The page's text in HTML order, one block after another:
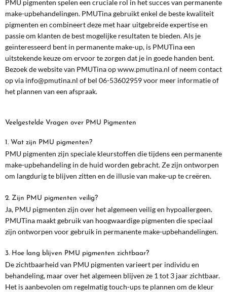
PMU pigmenten spelen een cruciale rol in het succes van permanente
make-upbehandelingen. PMUTina gebruikt enkel de beste kwaliteit
pigmenten en combineert deze met haar uitgebreide expertise en
passie om klanten de best mogelijke resultaten te bieden. Als je
geïnteresseerd bent in permanente make-up, is PMUTina een
uitstekende keuze om ervoor te zorgen dat je in goede handen bent.
Bezoek de website van PMUTina opwww.pmutina.nl of neem contact
op via info@pmutina.nl of bel 06-53602959 voor meer informatie of
het plannen van een afspraak.
Veelgestelde Vragen over PMU Pigmenten
1. Wat zijn PMU pigmenten?
PMU pigmenten zijn speciale kleurstoffen die tijdens een permanente
make-upbehandeling in de huid worden gebracht. Ze zijn ontworpen
om langdurig te blijven zitten en de illusie van make-up te creëren.
2. Zijn PMU pigmenten veilig?
Ja, PMU pigmenten zijn over het algemeen veilig en hypoallergeen.
PMUTina maakt gebruik van hoogwaardige pigmenten die speciaal
zijn ontworpen voor gebruik in permanente make-upbehandelingen.
3. Hoe lang blijven PMU pigmenten zichtbaar?
De zichtbaarheid van PMU pigmenten varieert per individu en
behandeling, maar over het algemeen blijven ze 1 tot 3 jaar zichtbaar.
Het is aanbevolen om regelmatig touch-ups te plannen om de kleur